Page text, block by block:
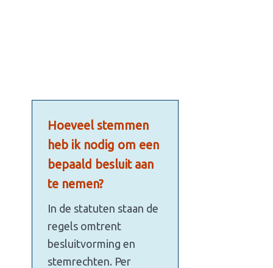
Hoeveel stemmen
heb ik nodig om een
bepaald besluit aan
te nemen?
In de statuten staan de
regels omtrent
besluitvorming en
stemrechten. Per